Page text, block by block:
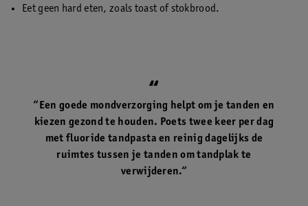
Eet geen hard eten, zoals toast of stokbrood.
“Een goede mondverzorging helpt om je tanden en
kiezen gezond te houden. Poets twee keer per dag
met fluoride tandpasta en reinig dagelijks de
ruimtes tussen je tanden om tandplak te
verwijderen.“